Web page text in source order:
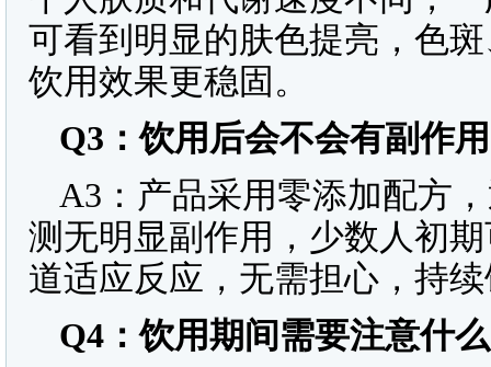
可看到明显的肤色提亮，色
饮用效果更稳固。
Q3 ：饮用后会不会有副作
A3：产品采用零添加配方
测无明显副作用，少数人初
道适应反应，无需担心，持
Q4：饮用期间需要注意什